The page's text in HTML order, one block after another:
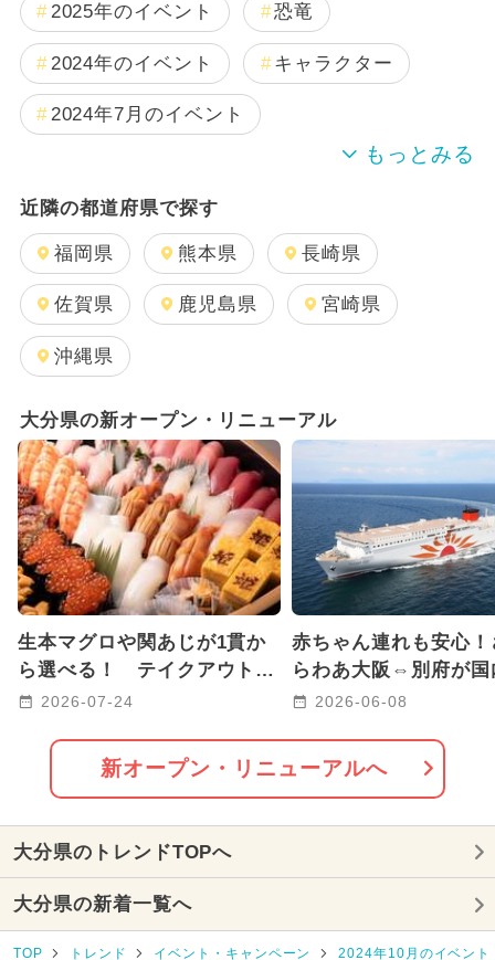
2025年のイベント 恐竜
2024年のイベント キャラクター
2024年7月のイベント
2025年11月のイベント
2025年12月のイベント
2025年3月のイベント
2024年9月のイベント
2025年8月のイベント
2024年12月のイベント
2025年2月のイベント
2026年1月のイベント 日帰り
GW(ゴールデンウィーク)
2024年10月のイベント
2024年11月のイベント
2025年5月のイベント
2025年4月のイベント
近隣の都道府県で探す
福岡県 熊本県 長崎県
佐賀県 鹿児島県 宮崎県
沖縄県
大分県の新オープン・リニューアル
生本マグロや関あじが1貫か
ら選べる！ テイクアウト専
門「ひめ寿司」が大分駅に誕
2026-07-24
赤ちゃん連れも安心！
らわあ大阪⇔別府が国
ェルカムベビーのフェ
2026-06-08
新オープン・リニューアルへ
大分県のトレンドTOPへ
大分県の新着一覧へ
TOP トレンド イベント・キャンペーン 2024年10月のイベント